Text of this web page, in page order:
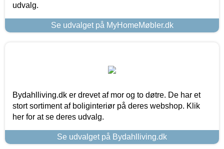
udvalg.
Se udvalget på MyHomeMøbler.dk
Bydahlliving.dk er drevet af mor og to døtre. De har et
stort sortiment af boliginteriør på deres webshop. Klik
her for at se deres udvalg.
Se udvalget på Bydahlliving.dk